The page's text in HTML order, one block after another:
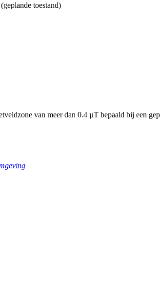
toestand)
van meer dan 0.4 µT bepaald bij een